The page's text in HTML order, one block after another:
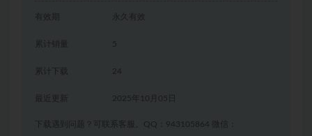
有效期 永久有效
累计销量 5
累计下载 24
2025年10月05日
下载遇到问题？可联系客服。QQ：943105864 微信：